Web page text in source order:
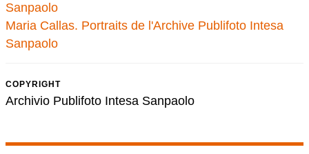
Sanpaolo
Maria Callas. Portraits de l'Archive Publifoto Intesa
Sanpaolo
COPYRIGHT
Archivio Publifoto Intesa Sanpaolo